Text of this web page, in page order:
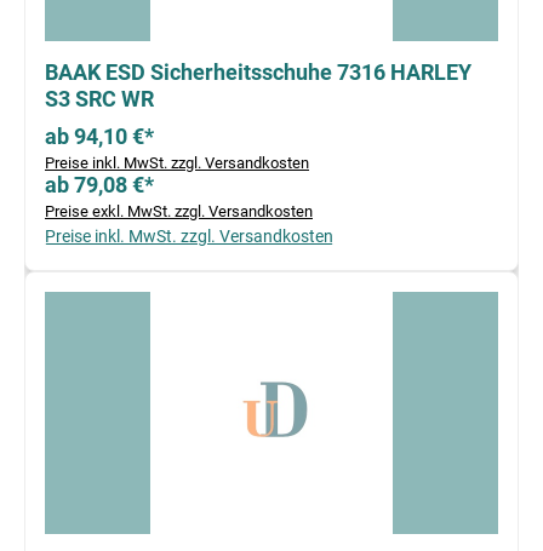
BAAK ESD Sicherheitsschuhe 7316 HARLEY
S3 SRC WR
ab 94,10 €*
Preise inkl. MwSt. zzgl. Versandkosten
ab 79,08 €*
Preise exkl. MwSt. zzgl. Versandkosten
Preise inkl. MwSt. zzgl. Versandkosten